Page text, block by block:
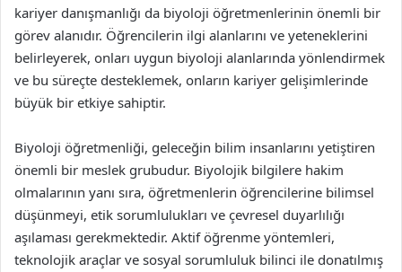
kariyer danışmanlığı da biyoloji öğretmenlerinin önemli bir
görev alanıdır. Öğrencilerin ilgi alanlarını ve yeteneklerini
belirleyerek, onları uygun biyoloji alanlarında yönlendirmek
ve bu süreçte desteklemek, onların kariyer gelişimlerinde
büyük bir etkiye sahiptir.
Biyoloji öğretmenliği, geleceğin bilim insanlarını yetiştiren
önemli bir meslek grubudur. Biyolojik bilgilere hakim
olmalarının yanı sıra, öğretmenlerin öğrencilerine bilimsel
düşünmeyi, etik sorumlulukları ve çevresel duyarlılığı
aşılaması gerekmektedir. Aktif öğrenme yöntemleri,
teknolojik araçlar ve sosyal sorumluluk bilinci ile donatılmış